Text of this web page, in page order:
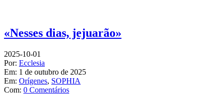
«Nesses dias, jejuarão»
2025-10-01
Por: Ecclesia
Em: 1 de outubro de 2025
Em: Orígenes, SOPHIA
Com: 0 Comentários